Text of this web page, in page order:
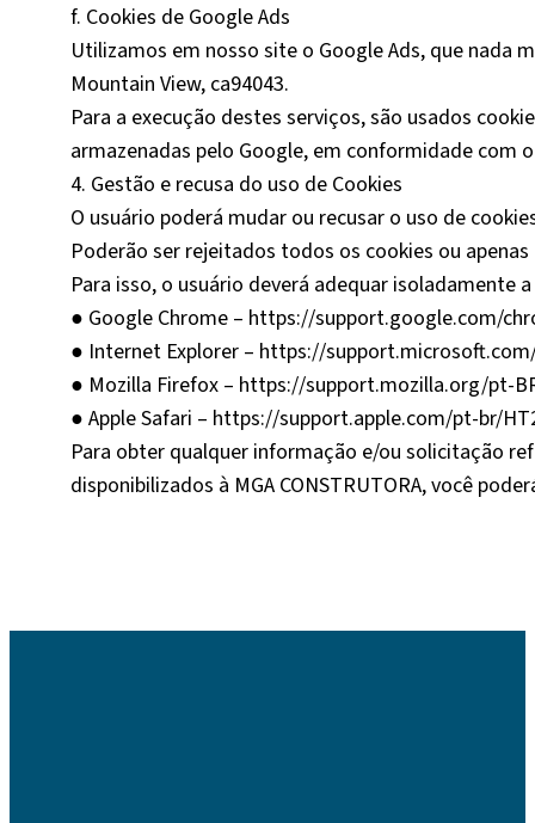
f. Cookies de Google Ads
Utilizamos em nosso site o Google Ads, que nada
Mountain View, ca94043.
Para a execução destes serviços, são usados
armazenadas pelo Google, em conformidade
4. Gestão e recusa do uso de Cookies
O usuário poderá mudar ou recusar o uso de
Poderão ser rejeitados todos os cookies ou
Para isso, o usuário deverá adequar isoladamente
● Google Chrome – https://support.google.com/
● Internet Explorer – https://
● Mozilla Firefox – https://support.mozilla.org/pt-
● Apple Safari – https://support.apple.com/pt-br/
Para obter qualquer informação e/ou solicitação
disponibilizados à MGA CONSTRUTORA, você